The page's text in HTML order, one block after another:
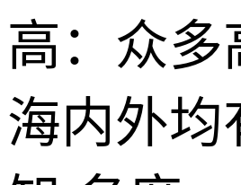
高：众多
海内外均